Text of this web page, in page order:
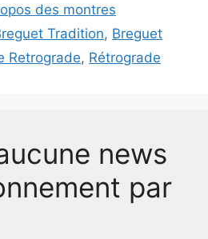
des montres
Tradition, Breguet
Retrograde, Rétrograde
news
par